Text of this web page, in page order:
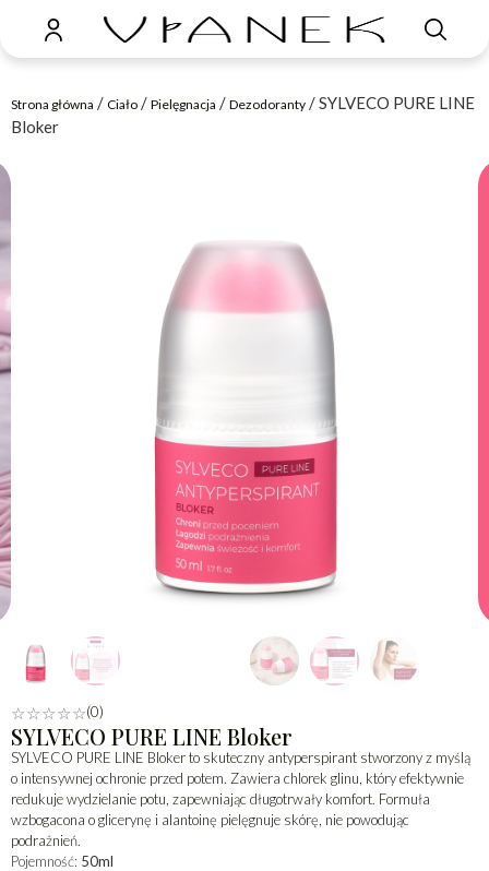
Strona główna / Ciało / Pielęgnacja / Dezodoranty / SYLVECO PURE LINE
Bloker
☆☆☆☆☆(0)
SYLVECO PURE LINE Bloker
SYLVECO PURE LINE Bloker to skuteczny antyperspirant stworzony z myślą
o intensywnej ochronie przed potem. Zawiera chlorek glinu, który efektywnie
redukuje wydzielanie potu, zapewniając długotrwały komfort. Formuła
wzbogacona o glicerynę i alantoinę pielęgnuje skórę, nie powodując
podrażnień.
Pojemność: 50ml